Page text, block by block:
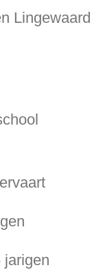
Lingewaard
jarigen